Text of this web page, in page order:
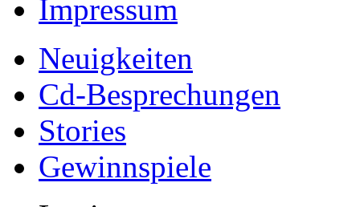
Impressum
Neuigkeiten
Cd-Besprechungen
Stories
Gewinnspiele